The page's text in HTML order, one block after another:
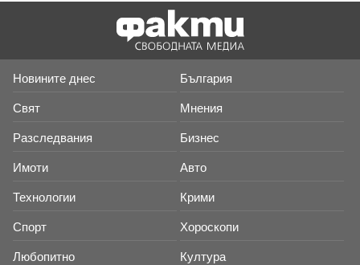
Новините днес България
Свят Мнения
Разследвания Бизнес
Имоти Авто
Технологии Крими
Спорт Хороскопи
Любопитно Култура